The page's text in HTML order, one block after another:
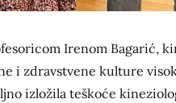
Irenom Bagarić,
i zdravstvene kulture
izložila teškoće